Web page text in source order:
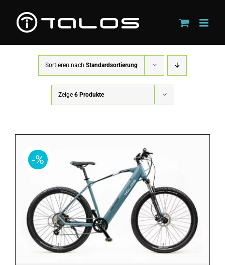
Inhalt
springen
Sortieren nach Standardsortierung
Zeige 6 Produkte
-%